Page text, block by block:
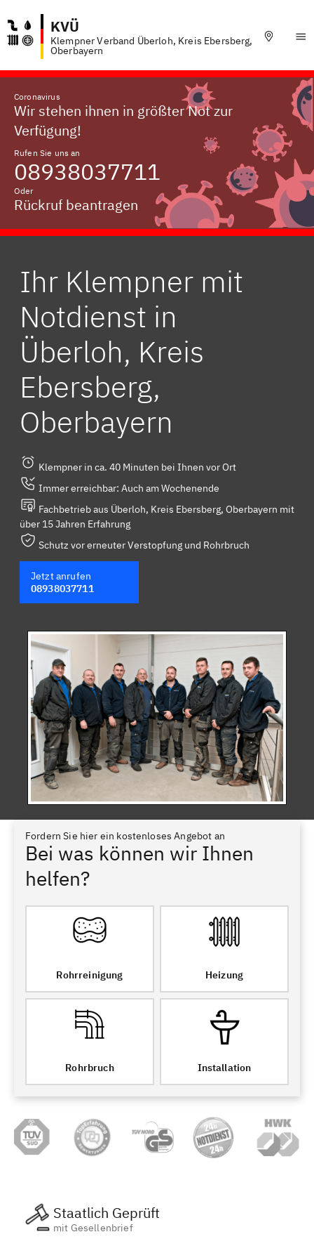
KVÜ
Klempner Verband Überloh, Kreis Ebersberg,
Oberbayern
Coronavirus
Wir stehen ihnen in größter Not zur
Verfügung!
Rufen Sie uns an
08938037711
Oder
Rückruf beantragen
Ihr Klempner mit
Notdienst in
Überloh, Kreis
Ebersberg,
Oberbayern
Klempner in ca. 40 Minuten bei Ihnen vor Ort
Immer erreichbar: Auch am Wochenende
Fachbetrieb aus Überloh, Kreis Ebersberg, Oberbayern mit
über 15 Jahren Erfahrung
Schutz vor erneuter Verstopfung und Rohrbruch
Jetzt anrufen
08938037711
Fordern Sie hier ein kostenloses Angebot an
Bei was können wir Ihnen
helfen?
Rohrreinigung Heizung
Rohrbruch Installation
Staatlich Geprüft
mit Gesellenbrief